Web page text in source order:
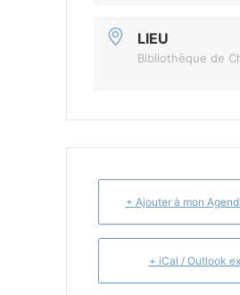
LIEU
Bibliothèque de
+ Ajouter à mon
+ iCal / Outlook